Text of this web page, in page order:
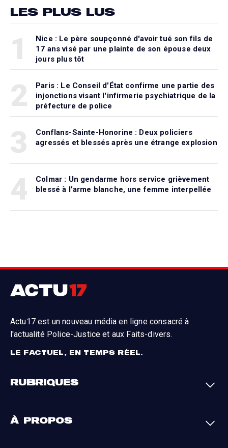
LES PLUS LUS
Nice : Le père soupçonné d'avoir tué son fils de
17 ans visé par une plainte de son épouse deux
jours plus tôt
Paris : Le Conseil d'État confirme une partie des
injonctions visant l'infirmerie psychiatrique de la
préfecture de police
Conflans-Sainte-Honorine : Deux policiers
agressés et blessés après une étrange explosion
Colmar : Un gendarme hors service grièvement
blessé à l'arme blanche, une femme interpellée
Actu17 est un nouveau média en ligne consacré à
l'actualité Police-Justice et aux Faits-divers.
LE FACTUEL, EN TEMPS RÉEL.
RUBRIQUES
Justice
À PROPOS